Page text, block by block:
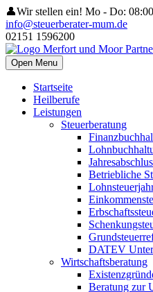
👤Wir stellen ein! Mo - Do:
info@steuerberater-mum.de
02151 1596200
Open Menu
Startseite
Heilberufe
Leistungen
Steuerberatung
Betriebliche
DATEV
Wirtschaftsberatung
Beratung zur